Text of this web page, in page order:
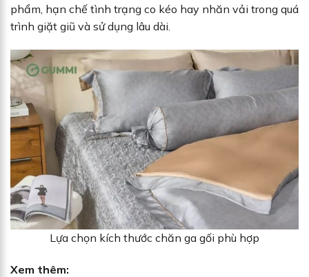
phẩm, hạn chế tình trạng co kéo hay nhăn vải trong quá
trình giặt giũ và sử dụng lâu dài.
Lựa chọn kích thước chăn ga gối phù hợp
Xem thêm: